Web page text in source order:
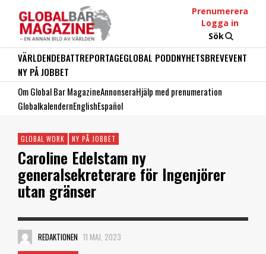
Prenumerera
Logga in
Sök
VÄRLDENDEBATTREPORTAGEGLOBAL PODDNYHETSBREVEVENT
NY PÅ JOBBET
Om Global Bar MagazineAnnonseraHjälp med prenumeration
GlobalkalendernEnglishEspañol
GLOBAL WORK NY PÅ JOBBET
Caroline Edelstam ny
generalsekreterare för Ingenjörer
utan gränser
REDAKTIONEN 11 MAJ, 2023